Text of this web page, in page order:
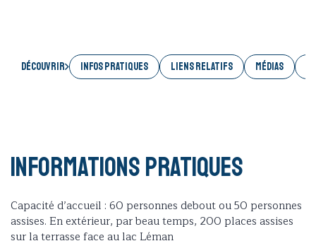
Découvrir INFOS PRATIQUES LIENS RELATIFS MÉDIAS
Informations pratiques
Capacité d’accueil : 60 personnes debout ou 50 personnes
assises. En extérieur, par beau temps, 200 places assises
sur la terrasse face au lac Léman